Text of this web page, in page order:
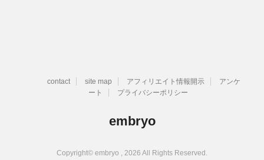
contact site map アフィリエイト情報開示
アンケ
ート
プライバシーポリシー
embryo
Copyright© embryo , 2026 All Rights Reserved.